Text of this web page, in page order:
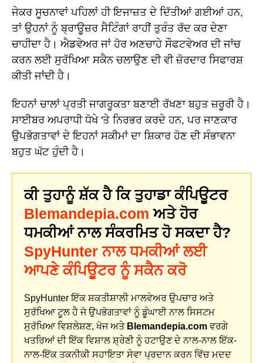
ਜੇਕਰ ਸੂਚਨਾਵਾਂ ਪਹਿਲਾਂ ਹੀ ਇਜਾਜ਼ਤ ਦੇ ਦਿੱਤੀਆਂ ਗਈਆਂ ਹਨ,
ਤਾਂ ਉਹਨਾਂ ਨੂੰ ਬ੍ਰਾਊਜ਼ਰ ਸੈਟਿੰਗਾਂ ਰਾਹੀਂ ਤੁਰੰਤ ਰੱਦ ਕਰ ਦੇਣਾ
ਚਾਹੀਦਾ ਹੈ। ਐਡਵੇਅਰ ਜਾਂ ਹੋਰ ਅਣਚਾਹੇ ਸੌਫਟਵੇਅਰ ਦੀ ਜਾਂਚ
ਕਰਨ ਲਈ ਸੁਰੱਖਿਆ ਸਕੈਨ ਚਲਾਉਣ ਦੀ ਵੀ ਜ਼ੋਰਦਾਰ ਸਿਫਾਰਸ਼
ਕੀਤੀ ਜਾਂਦੀ ਹੈ।
ਇਹਨਾਂ ਚਾਲਾਂ ਪ੍ਰਤੀ ਜਾਗਰੂਕਤਾ ਬਣਾਈ ਰੱਖਣਾ ਬਹੁਤ ਜ਼ਰੂਰੀ ਹੈ।
ਸਾਈਬਰ ਅਪਰਾਧੀ ਧੋਖੇ 'ਤੇ ਨਿਰਭਰ ਕਰਦੇ ਹਨ, ਪਰ ਜਾਣਕਾਰ
ਉਪਭੋਗਤਾਵਾਂ ਦੇ ਇਹਨਾਂ ਸਕੀਮਾਂ ਦਾ ਸ਼ਿਕਾਰ ਹੋਣ ਦੀ ਸੰਭਾਵਨਾ
ਬਹੁਤ ਘੱਟ ਹੁੰਦੀ ਹੈ।
ਕੀ ਤੁਹਾਨੂੰ ਸ਼ੱਕ ਹੈ ਕਿ ਤੁਹਾਡਾ ਕੰਪਿਊਟਰ
Blemandepia.com ਅਤੇ ਹੋਰ
ਧਮਕੀਆਂ ਨਾਲ ਸੰਕਰਮਿਤ ਹੋ ਸਕਦਾ ਹੈ?
SpyHunter ਨਾਲ ਧਮਕੀਆਂ ਲਈ
ਆਪਣੇ ਕੰਪਿਊਟਰ ਨੂੰ ਸਕੈਨ ਕਰੋ
SpyHunter ਇੱਕ ਸ਼ਕਤੀਸ਼ਾਲੀ ਮਾਲਵੇਅਰ ਉਪਚਾਰ ਅਤੇ
ਸੁਰੱਖਿਆ ਟੂਲ ਹੈ ਜੋ ਉਪਭੋਗਤਾਵਾਂ ਨੂੰ ਡੂੰਘਾਈ ਨਾਲ ਸਿਸਟਮ
ਸੁਰੱਖਿਆ ਵਿਸ਼ਲੇਸ਼ਣ, ਖੋਜ ਅਤੇ Blemandepia.com ਵਰਗੇ
ਖਤਰਿਆਂ ਦੀ ਇੱਕ ਵਿਸ਼ਾਲ ਸ਼੍ਰੇਣੀ ਨੂੰ ਹਟਾਉਣ ਦੇ ਨਾਲ-ਨਾਲ ਇੱਕ-
ਨਾਲ-ਇੱਕ ਤਕਨੀਕੀ ਸਹਾਇਤਾ ਸੇਵਾ ਪ੍ਰਦਾਨ ਕਰਨ ਵਿੱਚ ਮਦਦ